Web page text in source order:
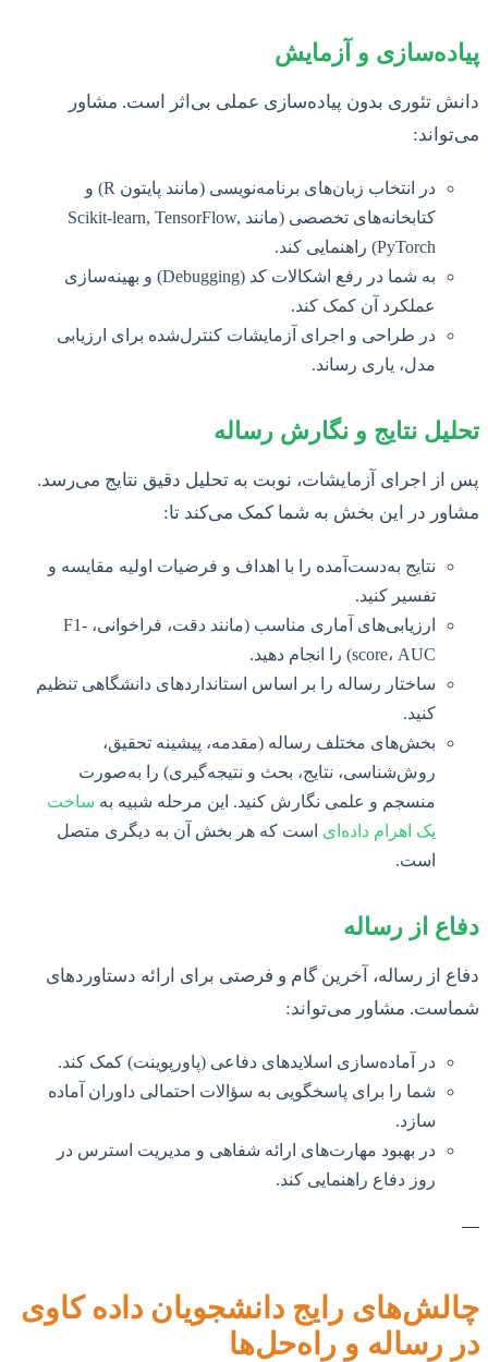
پیاده‌سازی و آزمایش
دانش تئوری بدون پیاده‌سازی عملی بی‌اثر است. مشاور
می‌تواند:
در انتخاب زبان‌های برنامه‌نویسی (مانند پایتون R) و
کتابخانه‌های تخصصی (مانند Scikit-learn, TensorFlow,
PyTorch) راهنمایی کند.
به شما در رفع اشکالات کد (Debugging) و بهینه‌سازی
عملکرد آن کمک کند.
در طراحی و اجرای آزمایشات کنترل‌شده برای ارزیابی
مدل، یاری رساند.
تحلیل نتایج و نگارش رساله
پس از اجرای آزمایشات، نوبت به تحلیل دقیق نتایج می‌رسد.
مشاور در این بخش به شما کمک می‌کند تا:
نتایج به‌دست‌آمده را با اهداف و فرضیات اولیه مقایسه و
تفسیر کنید.
ارزیابی‌های آماری مناسب (مانند دقت، فراخوانی، F1-
score، AUC) را انجام دهید.
ساختار رساله را بر اساس استانداردهای دانشگاهی تنظیم
کنید.
بخش‌های مختلف رساله (مقدمه، پیشینه تحقیق،
روش‌شناسی، نتایج، بحث و نتیجه‌گیری) را به‌صورت
منسجم و علمی نگارش کنید. این مرحله شبیه به ساخت
یک اهرام داده‌ای است که هر بخش آن به دیگری متصل
است.
دفاع از رساله
دفاع از رساله، آخرین گام و فرصتی برای ارائه دستاوردهای
شماست. مشاور می‌تواند:
در آماده‌سازی اسلایدهای دفاعی (پاورپوینت) کمک کند.
شما را برای پاسخگویی به سؤالات احتمالی داوران آماده
سازد.
در بهبود مهارت‌های ارائه شفاهی و مدیریت استرس در
روز دفاع راهنمایی کند.
—
چالش‌های رایج دانشجویان داده کاوی
در رساله و راه‌حل‌ها